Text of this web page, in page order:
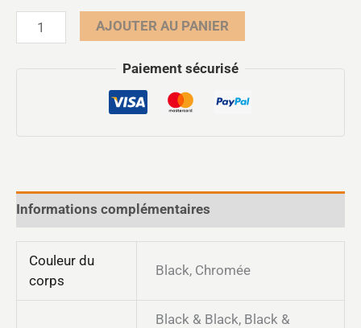
AJOUTER AU PANIER
Paiement sécurisé
Informations complémentaires
Couleur du
corps
Black, Chromée
Black & Black, Black &